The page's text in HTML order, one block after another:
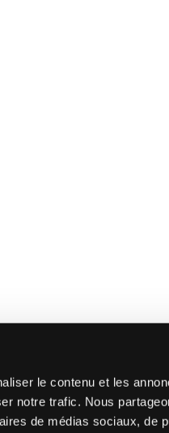
le contenu et les
notre trafic. Nous
de médias sociaux, de